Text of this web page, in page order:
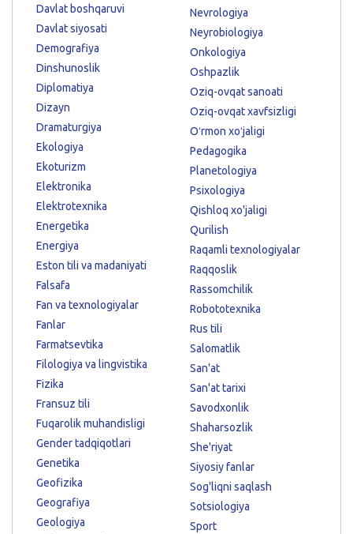
Davlat boshqaruvi
Davlat siyosati
Demografiya
Dinshunoslik
Diplomatiya
Dizayn
Dramaturgiya
Ekologiya
Ekoturizm
Elektronika
Elektrotexnika
Energetika
Energiya
Eston tili va madaniyati
Falsafa
Fan va texnologiyalar
Fanlar
Farmatsevtika
Filologiya va lingvistika
Fizika
Fransuz tili
Fuqarolik muhandisligi
Gender tadqiqotlari
Genetika
Geofizika
Geografiya
Geologiya
Nevrologiya
Neyrobiologiya
Onkologiya
Oshpazlik
Oziq-ovqat sanoati
Oziq-ovqat xavfsizligi
Oʻrmon xoʻjaligi
Pedagogika
Planetologiya
Psixologiya
Qishloq xo'jaligi
Qurilish
Raqamli texnologiyalar
Raqqoslik
Rassomchilik
Robototexnika
Rus tili
Salomatlik
San'at
San'at tarixi
Savodxonlik
Shaharsozlik
She'riyat
Siyosiy fanlar
Sog'liqni saqlash
Sotsiologiya
Sport